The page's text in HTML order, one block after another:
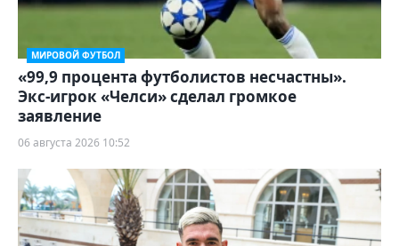
МИРОВОЙ ФУТБОЛ
«99,9 процента футболистов несчастны».
Экс-игрок «Челси» сделал громкое
заявление
06 августа 2026 10:52